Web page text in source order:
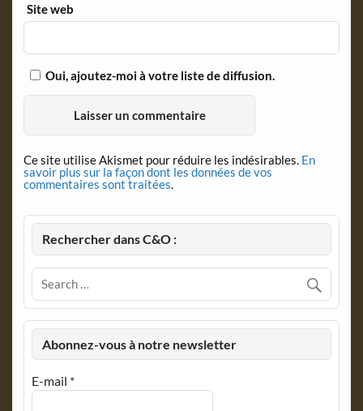
Site web
Oui, ajoutez-moi à votre liste de diffusion.
Ce site utilise Akismet pour réduire les indésirables. En
savoir plus sur la façon dont les données de vos
commentaires sont traitées.
Rechercher dans C&O :
Abonnez-vous à notre newsletter
E-mail *